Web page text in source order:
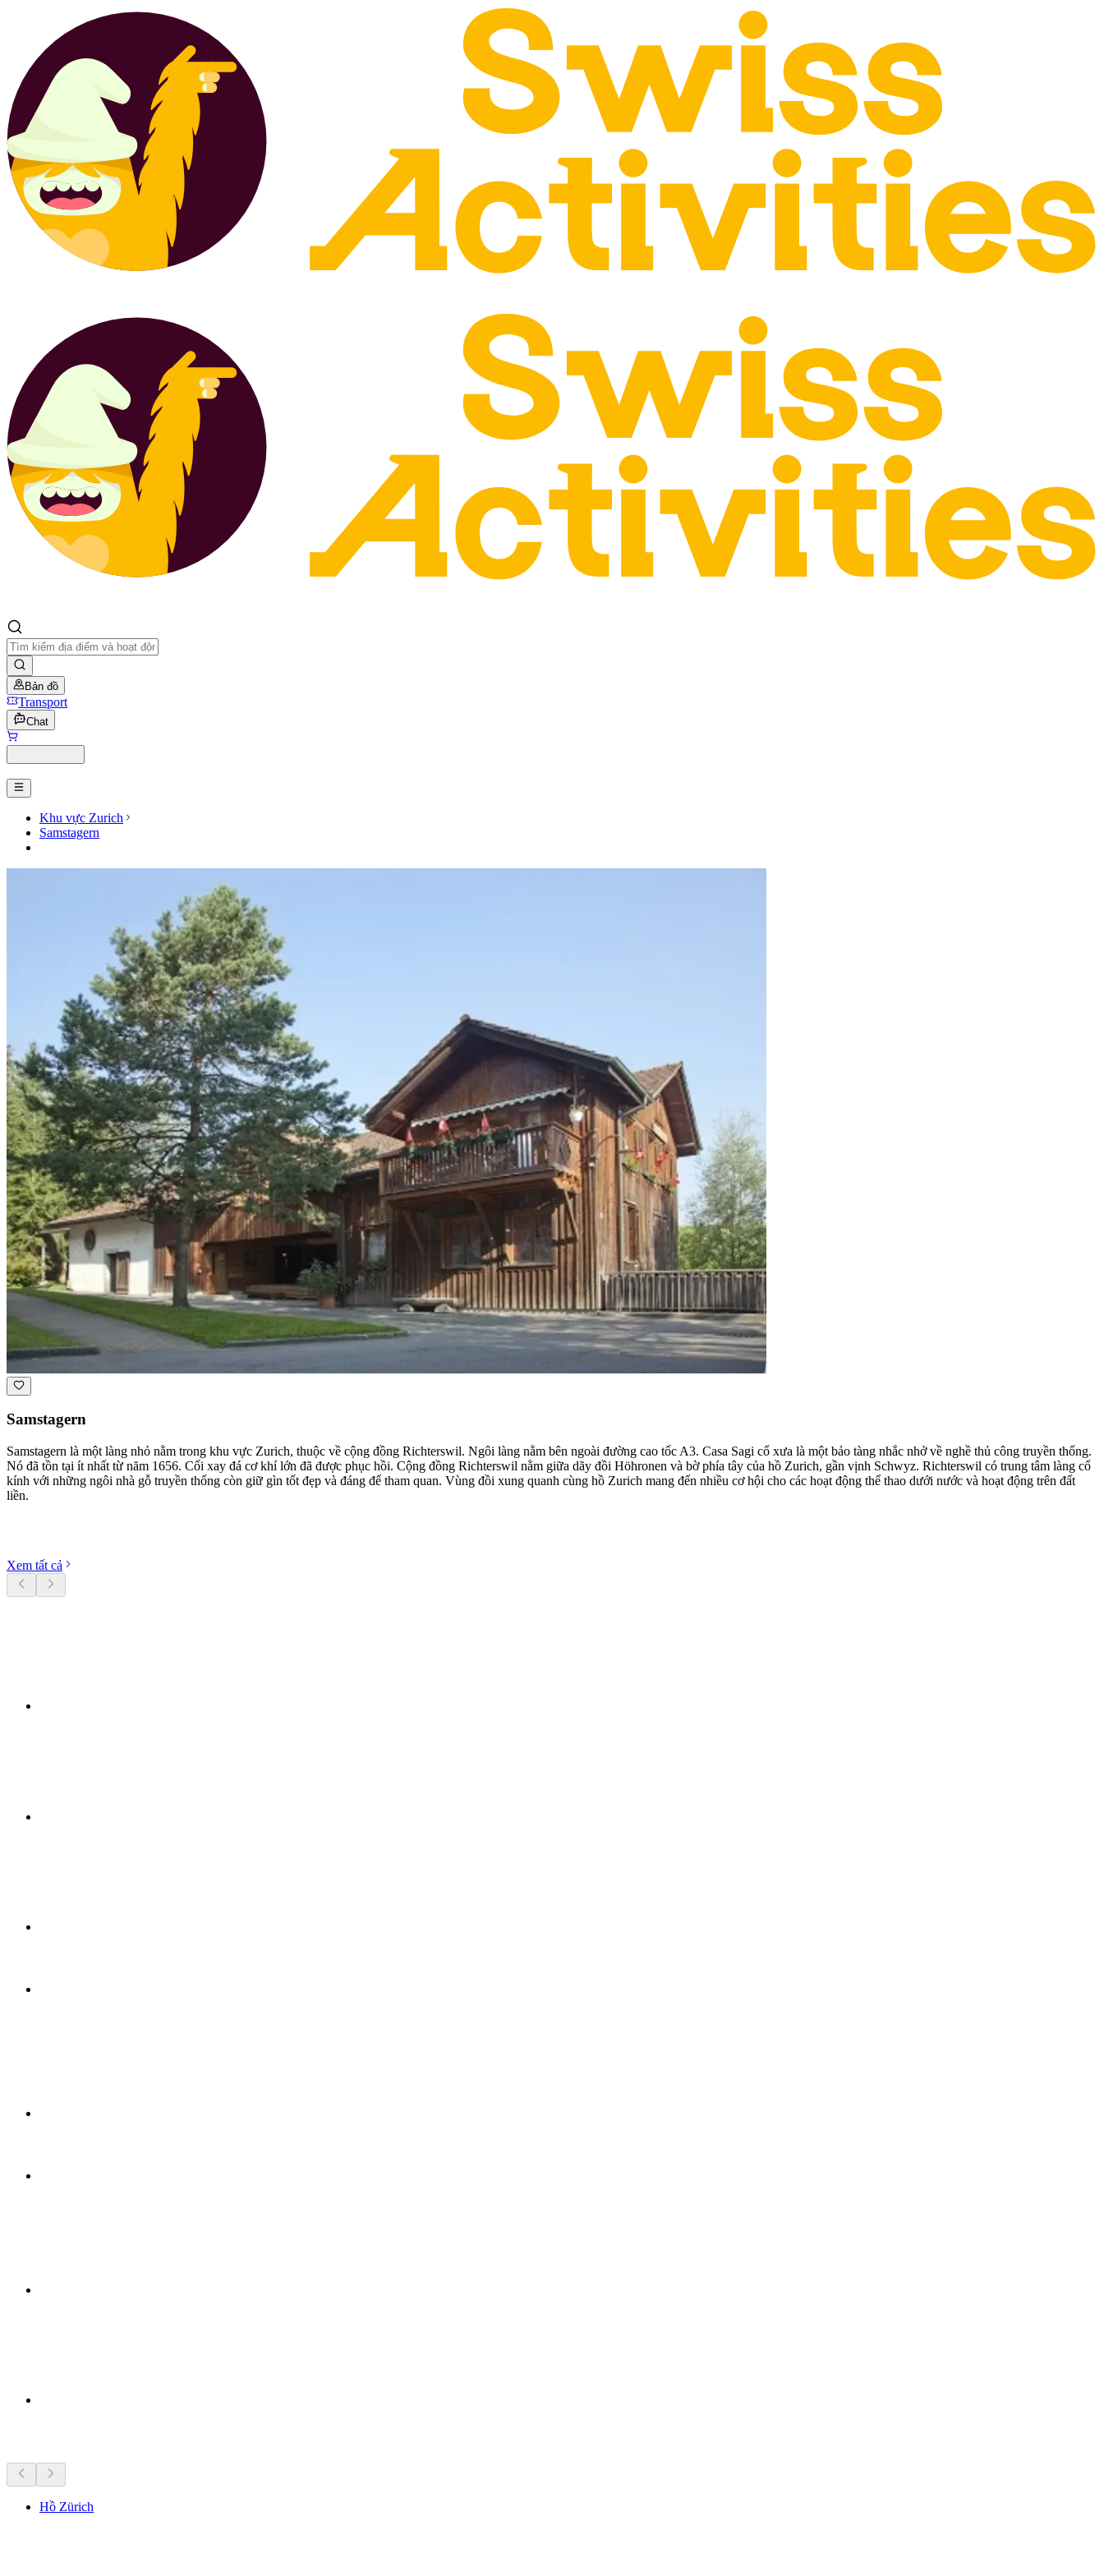
Bản đồ
Transport
Chat
Khu vực Zurich
Samstagern
Samstagern
Samstagern là một làng nhỏ nằm trong khu vực Zurich, thuộc về cộng đồng Richterswil. Ngôi làng nằm bên ngoài đường cao tốc A3. Casa Sagi cổ xưa là một bảo tàng nhắc nhở về nghề thủ công truyền thống.
Nó đã tồn tại ít nhất từ năm 1656. Cối xay đá cơ khí lớn đã được phục hồi. Cộng đồng Richterswil nằm giữa dãy đồi Höhronen và bờ phía tây của hồ Zurich, gần vịnh Schwyz. Richterswil có trung tâm làng cổ
kính với những ngôi nhà gỗ truyền thống còn giữ gìn tốt đẹp và đáng để tham quan. Vùng đồi xung quanh cùng hồ Zurich mang đến nhiều cơ hội cho các hoạt động thể thao dưới nước và hoạt động trên đất
liền.
Xem tất cả
Hồ Zürich